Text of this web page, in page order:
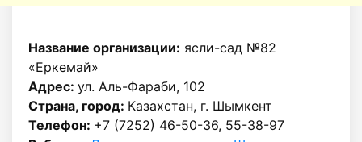
Название организации: ясли-сад №82
«Еркемай»
Адрес: ул. Аль-Фараби, 102
Страна, город: Казахстан, г. Шымкент
Телефон: +7 (7252) 46-50-36, 55-38-97